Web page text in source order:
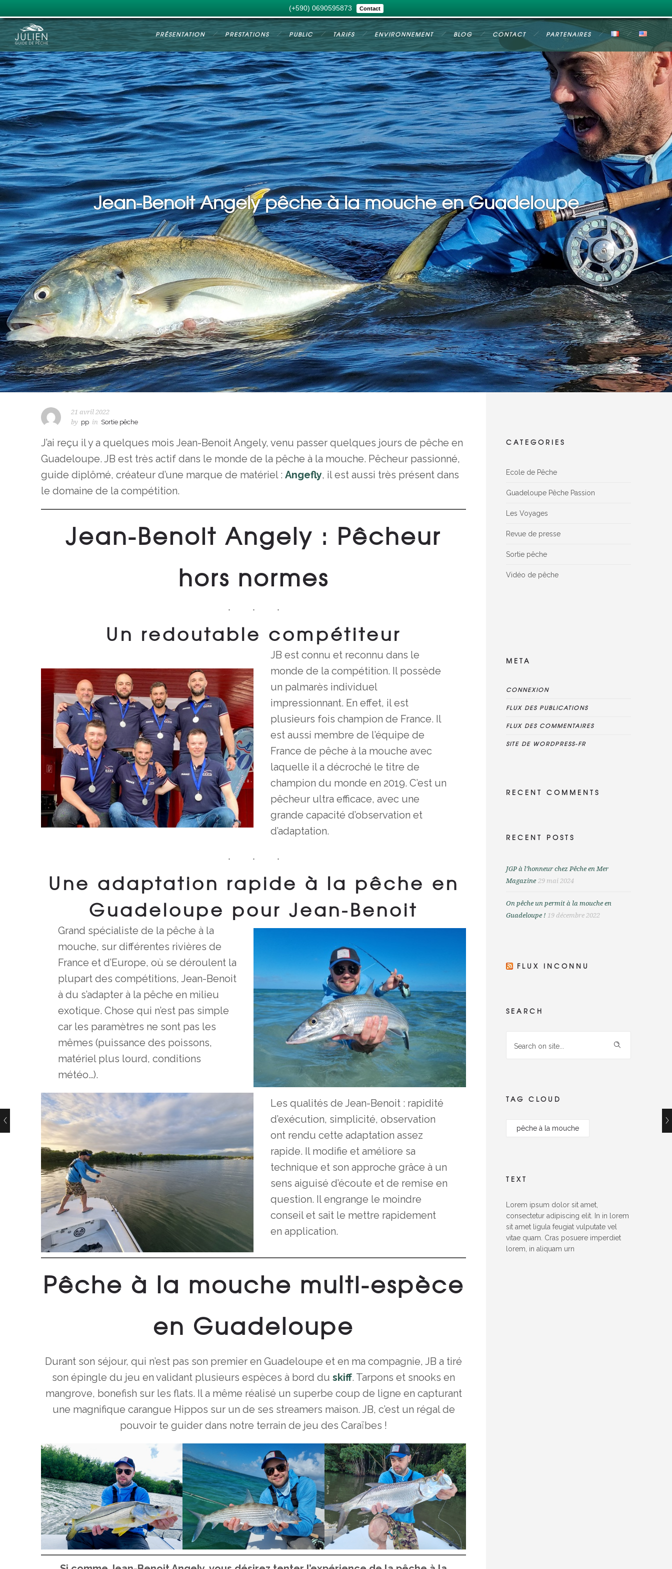
(+590) 0690595873 Contact
PRÉSENTATION PRESTATIONS PUBLIC TARIFS ENVIRONNEMENT BLOG CONTACT PARTENAIRES
Jean-Benoit Angely pêche à la mouche en Guadeloupe
21 avril 2022
by pp in Sortie pêche
J’ai reçu il y a quelques mois Jean-Benoit Angely, venu passer quelques jours de pêche en
Guadeloupe. JB est très actif dans le monde de la pêche à la mouche. Pêcheur passionné,
guide diplômé, créateur d’une marque de matériel : Angefly, il est aussi très présent dans
le domaine de la compétition.
Jean-Benoit Angely : Pêcheur
hors normes
Un redoutable compétiteur
JB est connu et reconnu dans le
monde de la compétition. Il possède
un palmarès individuel
impressionnant. En effet, il est
plusieurs fois champion de France. Il
est aussi membre de l’équipe de
France de pêche à la mouche avec
laquelle il a décroché le titre de
champion du monde en 2019. C’est un
pêcheur ultra efficace, avec une
grande capacité d’observation et
d’adaptation.
Une adaptation rapide à la pêche en
Guadeloupe pour Jean-Benoit
Grand spécialiste de la pêche à la
mouche, sur différentes rivières de
France et d’Europe, où se déroulent la
plupart des compétitions, Jean-Benoit
à du s’adapter à la pêche en milieu
exotique. Chose qui n’est pas simple
car les paramètres ne sont pas les
mêmes (puissance des poissons,
matériel plus lourd, conditions
météo…).
Les qualités de Jean-Benoit : rapidité
d’exécution, simplicité, observation
ont rendu cette adaptation assez
rapide. Il modifie et améliore sa
technique et son approche grâce à un
sens aiguisé d’écoute et de remise en
question. Il engrange le moindre
conseil et sait le mettre rapidement
en application.
Pêche à la mouche multi-espèce
en Guadeloupe
Durant son séjour, qui n’est pas son premier en Guadeloupe et en ma compagnie, JB a tiré
son épingle du jeu en validant plusieurs espèces à bord du skiff. Tarpons et snooks en
mangrove, bonefish sur les flats. Il a même réalisé un superbe coup de ligne en capturant
une magnifique carangue Hippos sur un de ses streamers maison. JB, c’est un régal de
pouvoir te guider dans notre terrain de jeu des Caraïbes !
CATEGORIES
Ecole de Pêche
Guadeloupe Pêche Passion
Les Voyages
Revue de presse
Sortie pêche
Vidéo de pêche
META
CONNEXION
FLUX DES PUBLICATIONS
FLUX DES COMMENTAIRES
SITE DE WORDPRESS-FR
RECENT COMMENTS
RECENT POSTS
JGP à l’honneur chez Pêche en Mer
Magazine 29 mai 2024
On pêche un permit à la mouche en
Guadeloupe ! 19 décembre 2022
FLUX INCONNU
SEARCH
TAG CLOUD
pêche à la mouche
TEXT
Lorem ipsum dolor sit amet,
consectetur adipiscing elit. In in lorem
sit amet ligula feugiat vulputate vel
vitae quam. Cras posuere imperdiet
lorem, in aliquam urn